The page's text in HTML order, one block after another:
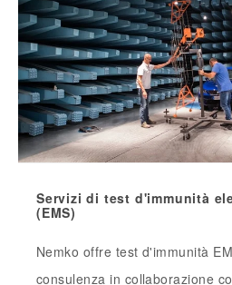
Servizi di test d'immunità
(EMS)
Nemko offre test d'immunità
consulenza in collaborazione